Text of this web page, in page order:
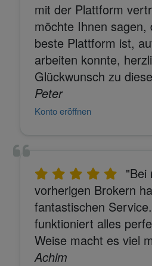
mit der Plattform
möchte Ihnen sagen,
beste Plattform ist,
arbeiten konnte,
Glückwunsch zu
Peter
Konto eröffnen
"Bei
vorherigen Brokern
fantastischen
funktioniert alles
Weise macht es viel
Achim